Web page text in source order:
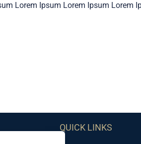
Lorem Ipsum Lorem Ipsum Lorem
QUICK LINKS